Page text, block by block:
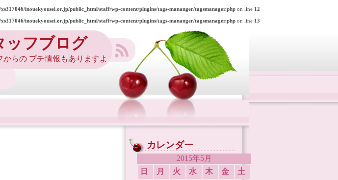
xs317046/inouekyousei.or.jp/public_html/staff/wp-content/plugins/tags-mananger/tagsmanager.php on line 12
xs317046/inouekyousei.or.jp/public_html/staff/wp-content/plugins/tags-mananger/tagsmanager.php on line 13
ッフブログ
らの プチ情報もありますよ
カレンダー
2015年5月
日
月 火 水 木 金
土